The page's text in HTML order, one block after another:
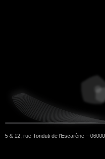
5 & 12, rue Tonduti de l'Escarène –